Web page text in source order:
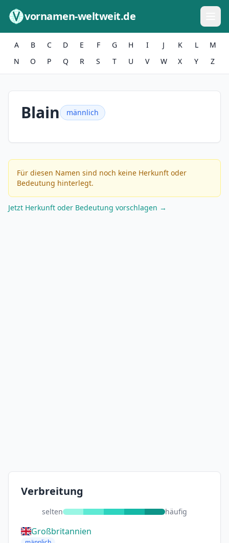
vornamen-weltweit.de
A B C D E F G H I J K L
M
N
O P Q R S T U V W X Y Z
Blain männlich
Für diesen Namen sind noch keine Herkunft oder
Bedeutung hinterlegt.
Jetzt Herkunft oder Bedeutung vorschlagen →
Verbreitung
selten häufig
Großbritannien